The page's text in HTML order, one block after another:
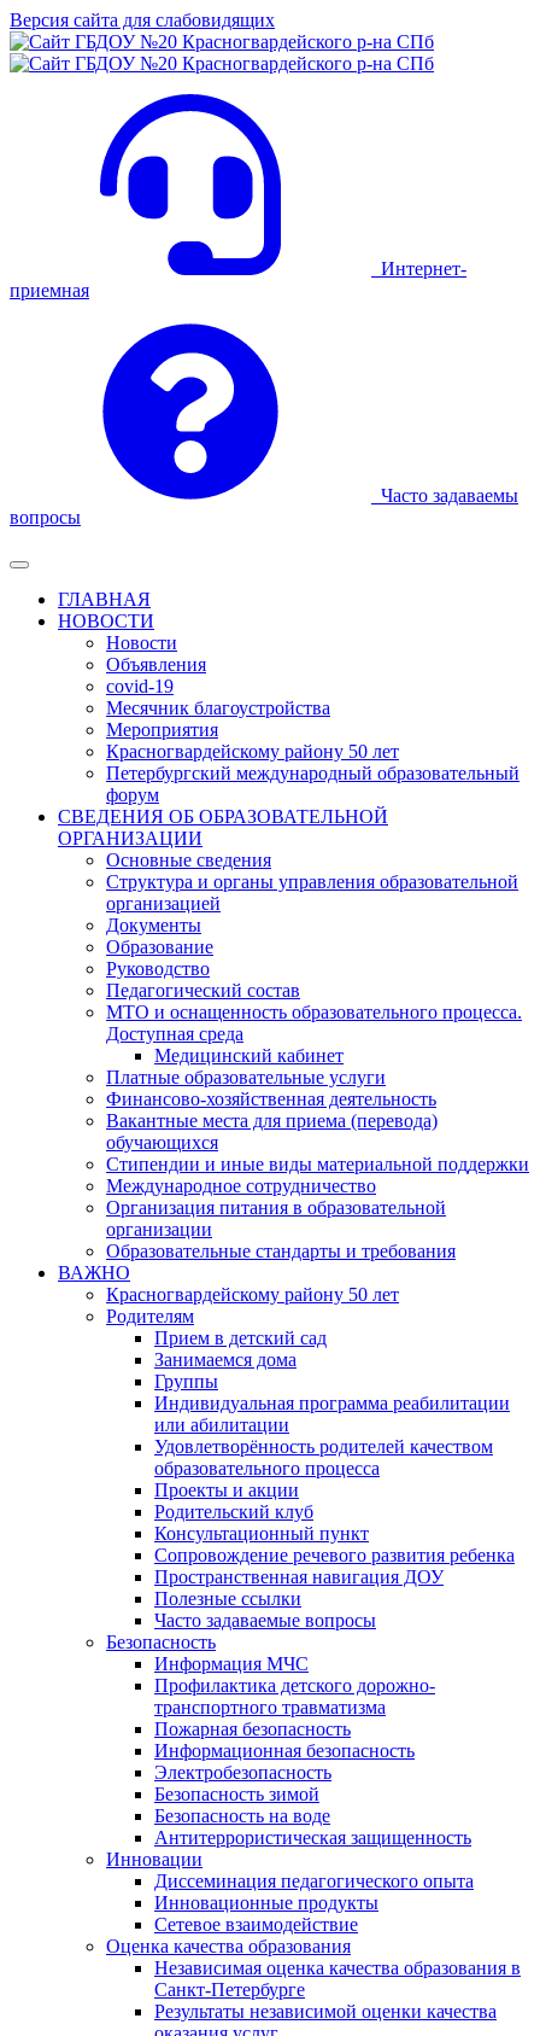
Версия сайта для слабовидящих
Интернет-
приемная
Часто задаваемы
вопросы
ГЛАВНАЯ
НОВОСТИ
Новости
Объявления
covid-19
Месячник благоустройства
Мероприятия
Красногвардейскому району 50 лет
Петербургский международный образовательный
форум
СВЕДЕНИЯ ОБ ОБРАЗОВАТЕЛЬНОЙ
ОРГАНИЗАЦИИ
Основные сведения
Структура и органы управления образовательной
организацией
Документы
Образование
Руководство
Педагогический состав
МТО и оснащенность образовательного процесса.
Доступная среда
Медицинский кабинет
Платные образовательные услуги
Финансово-хозяйственная деятельность
Вакантные места для приема (перевода)
обучающихся
Стипендии и иные виды материальной поддержки
Международное сотрудничество
Организация питания в образовательной
организации
Образовательные стандарты и требования
ВАЖНО
Красногвардейскому району 50 лет
Родителям
Прием в детский сад
Занимаемся дома
Группы
Индивидуальная программа реабилитации
или абилитации
Удовлетворённость родителей качеством
образовательного процесса
Проекты и акции
Родительский клуб
Консультационный пункт
Сопровождение речевого развития ребенка
Пространственная навигация ДОУ
Полезные ссылки
Часто задаваемые вопросы
Безопасность
Информация МЧС
Профилактика детского дорожно-
транспортного травматизма
Пожарная безопасность
Информационная безопасность
Электробезопасность
Безопасность зимой
Безопасность на воде
Антитеррористическая защищенность
Инновации
Диссеминация педагогического опыта
Инновационные продукты
Сетевое взаимодействие
Оценка качества образования
Независимая оценка качества образования в
Санкт-Петербурге
Результаты независимой оценки качества